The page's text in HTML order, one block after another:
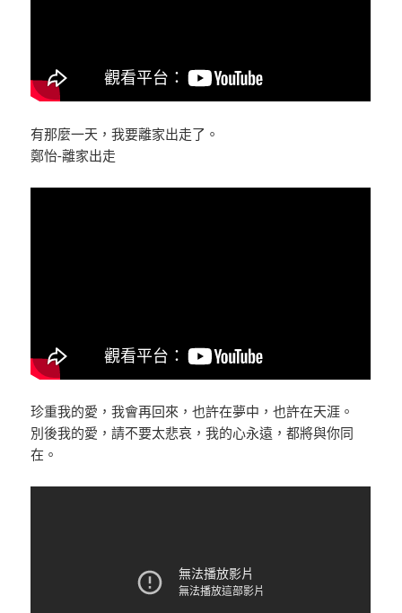
有那麼一天，我要離家出走了。
鄭怡-離家出走
珍重我的愛，我會再回來，也許在夢中，也許在天涯。
別後我的愛，請不要太悲哀，我的心永遠，都將與你同
在。